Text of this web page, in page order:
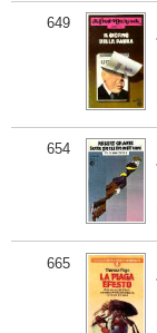
649
654
665